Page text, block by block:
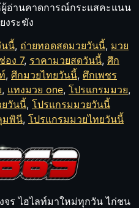
อ่านคาดการณ์กระแสคะแนน
งระฆัง
นนี้, ถ่ายทอดสดมวยวันนี้, มวย
อง 7, ราคามวยสดวันนี้, ศึก
, ศึกมวยไทยวันนี้, ศึกเพชร
, แทงมวย one, โปรแกรมมวย,
วันนี้, โปรแกรมมวยวันนี้
มพินี, โปรแกรมมวยไทยวันนี้
ร ไฮไลท์มาใหม่ทุกวัน ไก่ชน